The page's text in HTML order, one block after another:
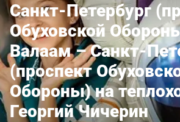
Санкт-Петербург
Обуховской
Валаам – Санкт-
(проспект
Обороны) на
Георгий Чичерин